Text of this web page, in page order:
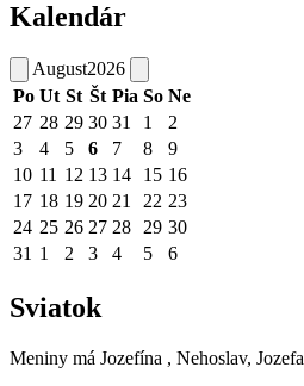
Kalendár
August2026
Po Ut St Št Pia So Ne
27 28 29 30 31 1
2
3
4 5 6 7 8
9
10 11 12 13 14 15 16
17 18 19 20 21 22 23
24 25 26 27 28 29 30
31 1 2 3 4 5 6
Sviatok
Meniny má Jozefína , Nehoslav, Jozefa